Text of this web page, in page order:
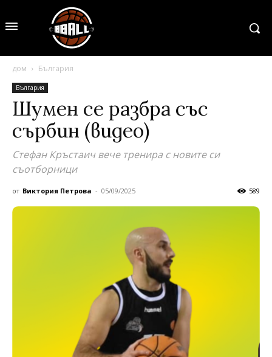
дом България
България
Шумен се разбра със
сърбин (видео)
Стефан Кръстаич вече тренира с новите си
съотборници
от Виктория Петрова - 05/09/2025 589